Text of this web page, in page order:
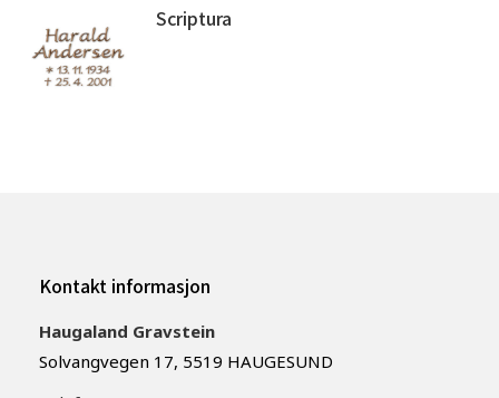
Scriptura
Kontakt informasjon
Haugaland Gravstein
Solvangvegen 17, 5519 HAUGESUND